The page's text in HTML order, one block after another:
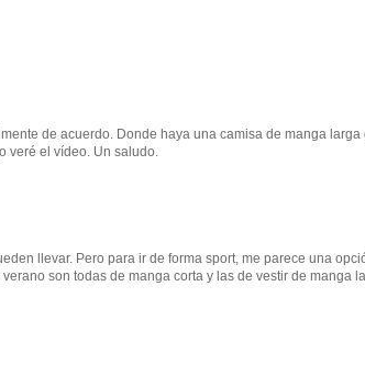
de acuerdo. Donde haya una camisa de manga
veré el vídeo. Un saludo.
llevar. Pero para ir de forma sport, me parece una
verano son todas de manga corta y las de vestir de manga